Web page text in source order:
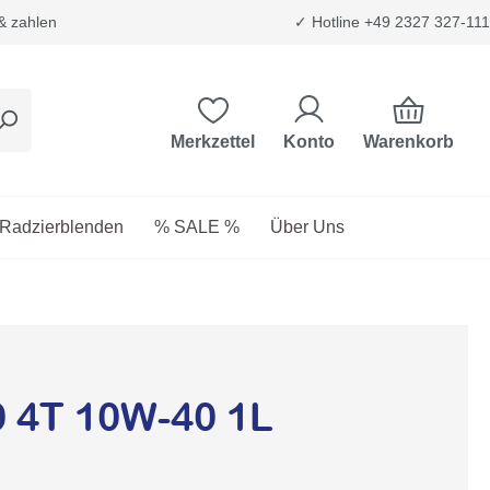
zahlen ✓ Hotline +49 2327 327-111
Merkzettel Konto Warenkorb
Dropdown der Kategorie Transport & Trägersysteme
Radzierblenden % SALE % Über Uns
4T 10W-40 1L